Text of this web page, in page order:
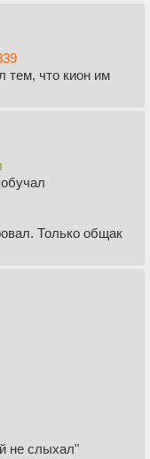
тем, что кион им
Только общак
не слыхал"